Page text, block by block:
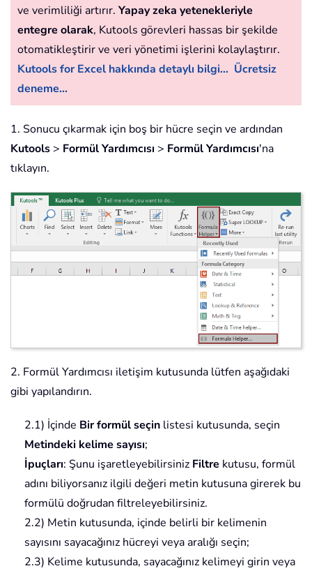
ve verimliliği artırır. Yapay zeka yetenekleriyle
entegre olarak, Kutools görevleri hassas bir şekilde
otomatikleştirir ve veri yönetimi işlerini kolaylaştırır.
Kutools for Excel hakkında detaylı bilgi... Ücretsiz
deneme...
1. Sonucu çıkarmak için boş bir hücre seçin ve ardından
Kutools > Formül Yardımcısı > Formül Yardımcısı'na
tıklayın.
2. Formül Yardımcısı iletişim kutusunda lütfen aşağıdaki
gibi yapılandırın.
2.1) İçinde Bir formül seçin listesi kutusunda, seçin
Metindeki kelime sayısı;
İpuçları: Şunu işaretleyebilirsiniz Filtre kutusu, formül
adını biliyorsanız ilgili değeri metin kutusuna girerek bu
formülü doğrudan filtreleyebilirsiniz.
2.2) Metin kutusunda, içinde belirli bir kelimenin
sayısını sayacağınız hücreyi veya aralığı seçin;
2.3) Kelime kutusunda, sayacağınız kelimeyi girin veya